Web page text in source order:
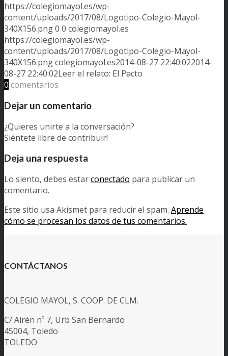
https://colegiomayol.es/wp-
content/uploads/2017/08/Logotipo-Colegio-Mayol-
340X156.png0 0 colegiomayol.es
https://colegiomayol.es/wp-
content/uploads/2017/08/Logotipo-Colegio-Mayol-
340X156.pngcolegiomayol.es2014-08-27 22:40:022014-
08-27 22:40:02Leer el relato: El Pacto
0 comentarios
Dejar un comentario
¿Quieres unirte a la conversación?
Siéntete libre de contribuir!
Deja una respuesta
Lo siento, debes estarconectado para publicar un
comentario.
Este sitio usa Akismet para reducir el spam. Aprende
cómo se procesan los datos de tus comentarios.
CONTÁCTANOS
COLEGIO MAYOL, S. COOP. DE CLM.
C/ Airén nº 7, Urb San Bernardo
45004, Toledo
TOLEDO